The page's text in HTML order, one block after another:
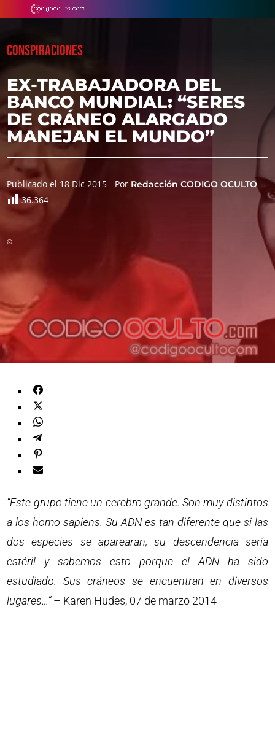
CONSPIRACIONES
EX-TRABAJADORA DEL
BANCO MUNDIAL: “SERES
DE CRÁNEO ALARGADO
MANEJAN EL MUNDO”
Publicado el 18 Dic 2015 Por Redacción CODIGO OCULTO
36.364
©
“Este grupo tiene un cerebro grande. Son muy distintos
a los homo sapiens. Su ADN es tan diferente que si las
dos especies se aparearan, su descendencia sería
estéril y sabemos esto porque el ADN ha sido
estudiado. Sus cráneos se encuentran en diversos
lugares…”– Karen Hudes, 07 de marzo 2014